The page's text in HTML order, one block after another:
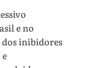
e no
dos inibidores